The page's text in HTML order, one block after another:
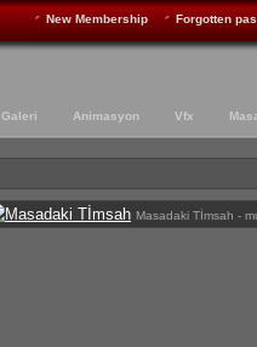
New Membership Forgotten
Galeri Animasyon Vfx
Masadaki Tİmsah -